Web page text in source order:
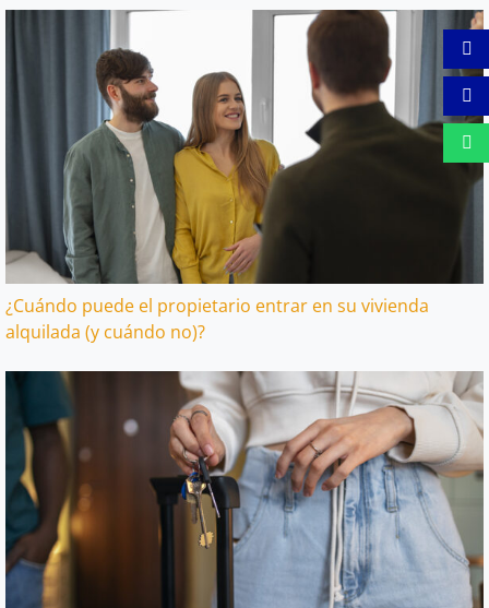
¿Cuándo puede el propietario entrar en su vivienda
alquilada (y cuándo no)?